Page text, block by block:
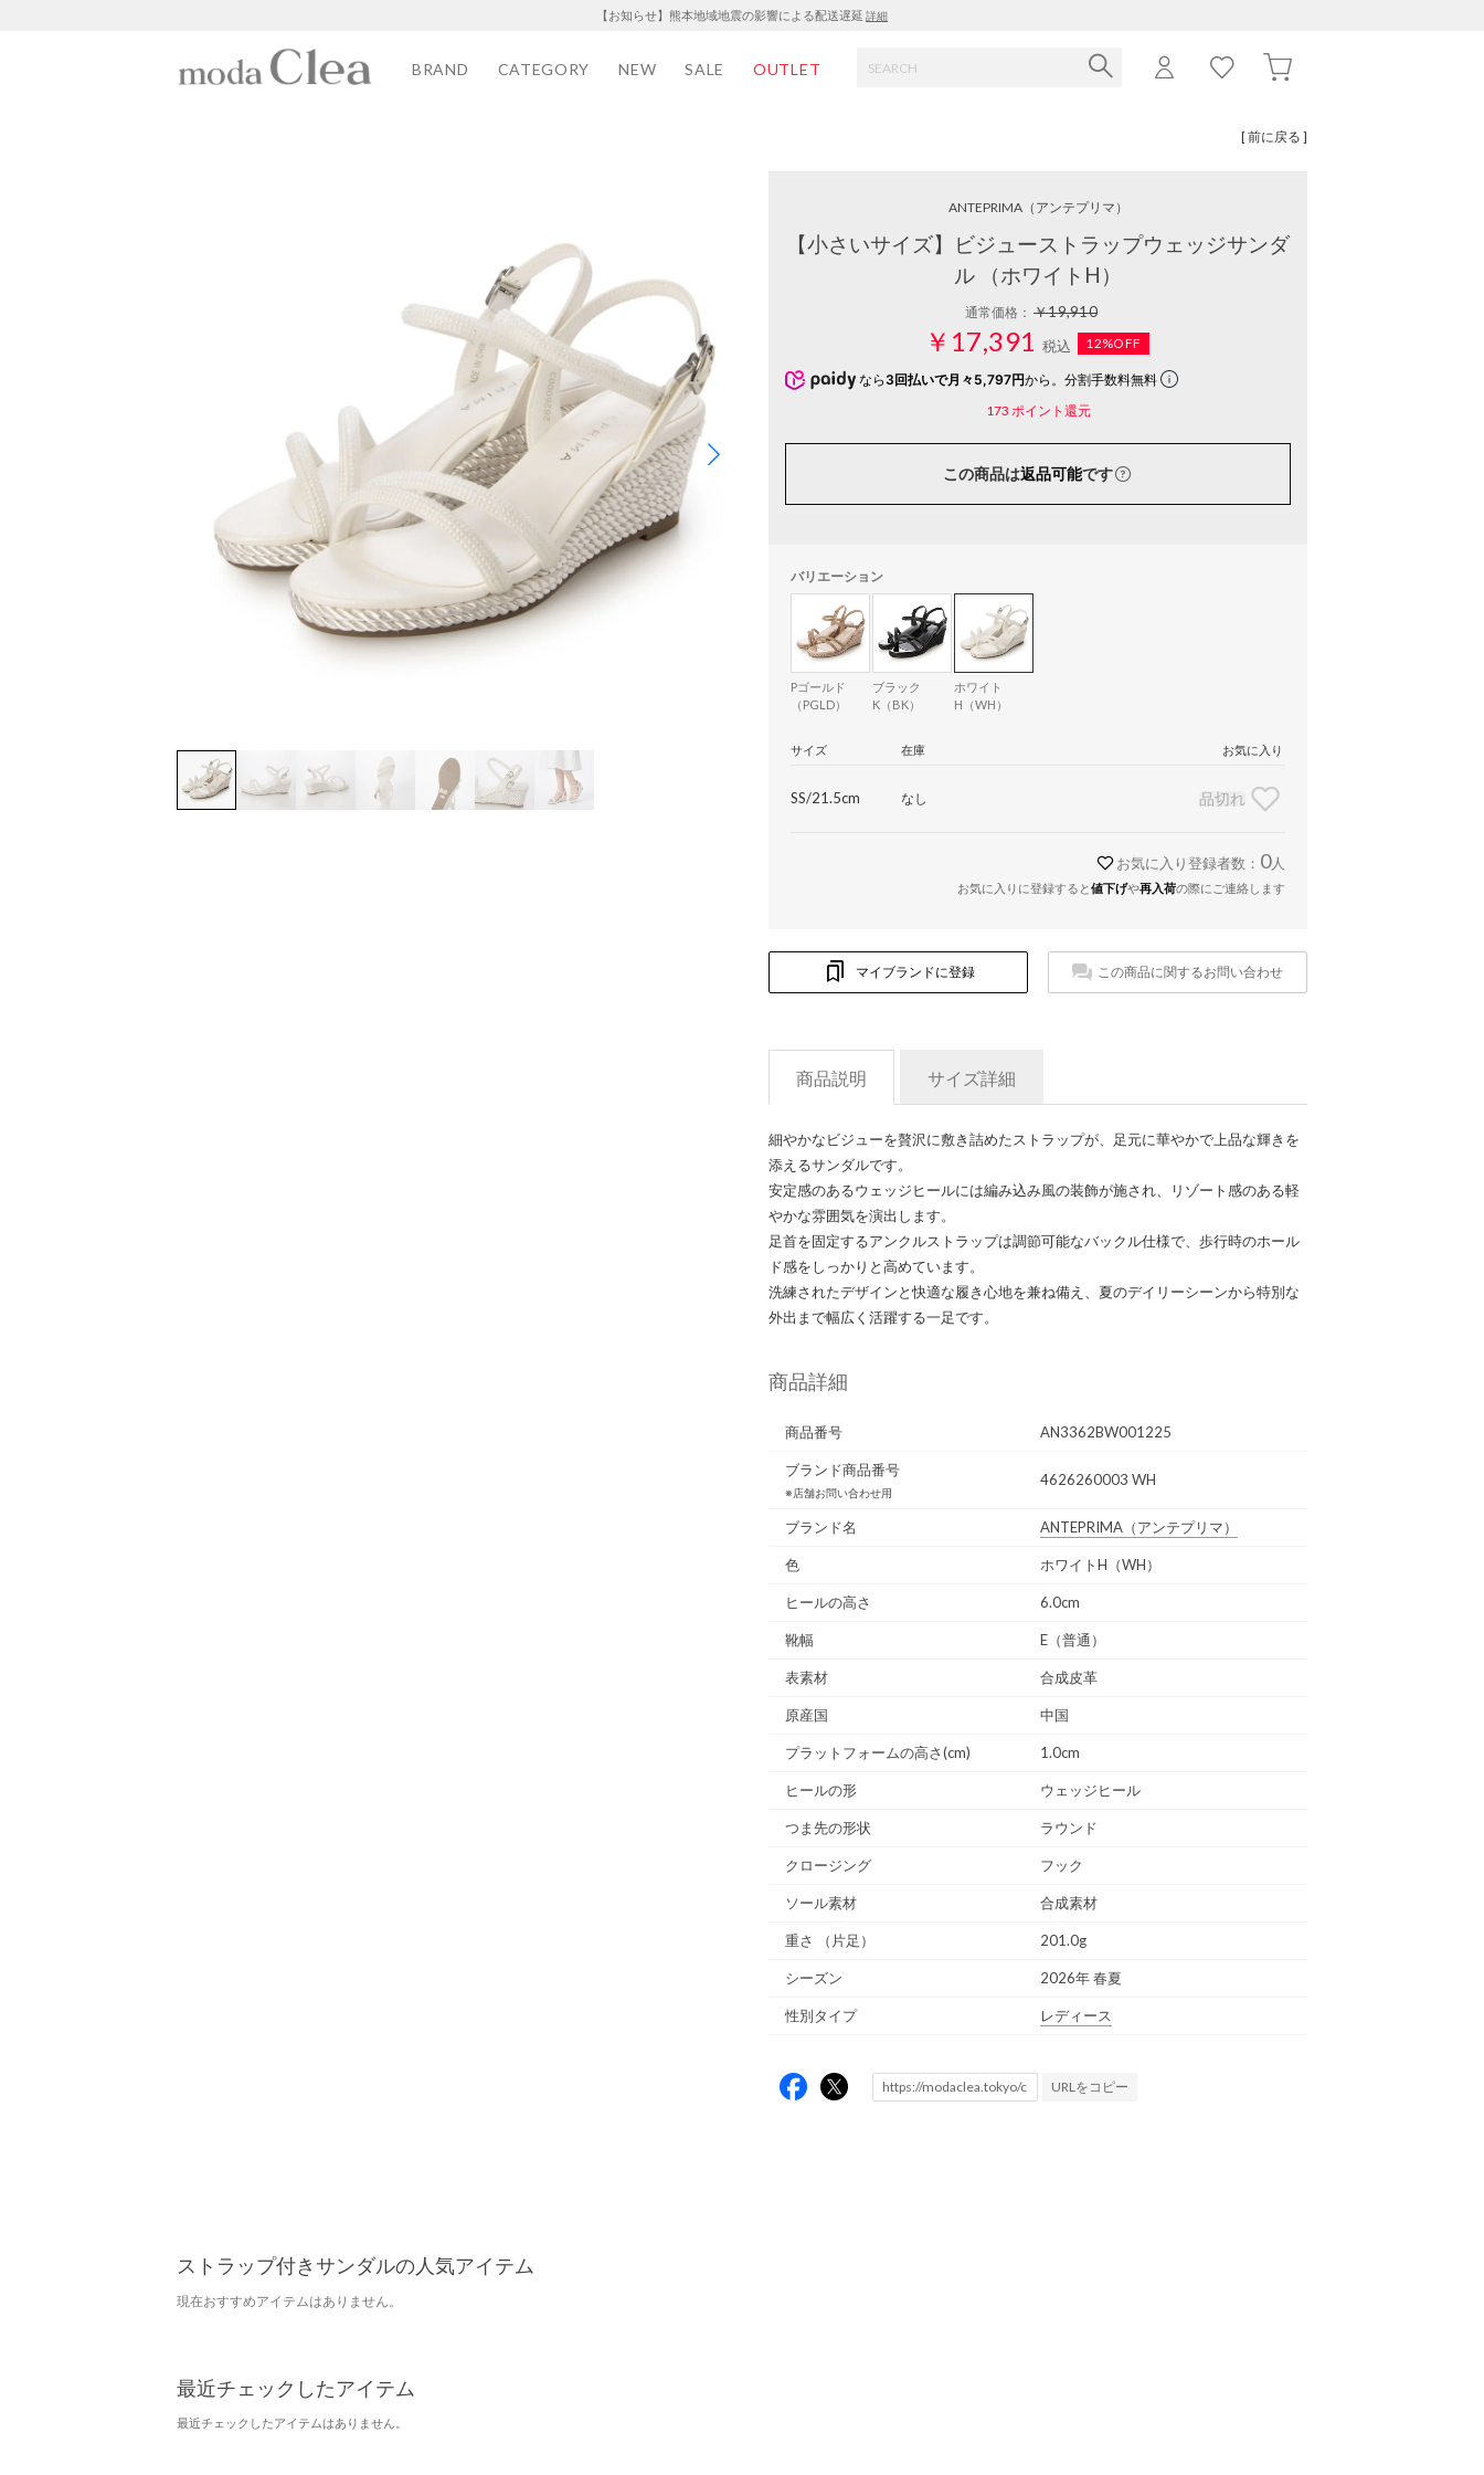
【お知らせ】熊本地域地震の影響による配送遅延 詳細
BRAND CATEGORY NEW SALE OUTLET
[ 前に戻る ]
ANTEPRIMA（アンテプリマ）
【小さいサイズ】ビジューストラップウェッジサンダ
ル （ホワイトH）
通常価格：￥19,910
￥17,391 税込 12%OFF
なら 3回払いで月々5,797円から。分割手数料無料
173 ポイント還元
この商品は返品可能です
バリエーション
Pゴールド
（PGLD）
ブラック
K（BK）
ホワイト
H（WH）
サイズ 在庫 お気に入り
SS/21.5cm なし 品切れ
お気に入り登録者数： 0人
お気に入りに登録すると値下げや再入荷の際にご連絡します
マイブランドに登録 この商品に関するお問い合わせ
商品説明 サイズ詳細
細やかなビジューを贅沢に敷き詰めたストラップが、足元に華やかで上品な輝きを
添えるサンダルです。
安定感のあるウェッジヒールには編み込み風の装飾が施され、リゾート感のある軽
やかな雰囲気を演出します。
足首を固定するアンクルストラップは調節可能なバックル仕様で、歩行時のホール
ド感をしっかりと高めています。
洗練されたデザインと快適な履き心地を兼ね備え、夏のデイリーシーンから特別な
外出まで幅広く活躍する一足です。
商品詳細
商品番号 AN3362BW001225
ブランド商品番号
※店舗お問い合わせ用
4626260003 WH
ブランド名 ANTEPRIMA （アンテプリマ）
色 ホワイトH（WH）
ヒールの高さ 6.0cm
靴幅 E（普通）
表素材 合成皮革
原産国 中国
プラットフォームの高さ(cm) 1.0cm
ヒールの形 ウェッジヒール
つま先の形状 ラウンド
クロージング フック
ソール素材 合成素材
重さ （片足） 201.0g
シーズン 2026年 春夏
性別タイプ レディース
URLをコピー
ストラップ付きサンダルの人気アイテム
現在おすすめアイテムはありません。
最近チェックしたアイテム
最近チェックしたアイテムはありません。